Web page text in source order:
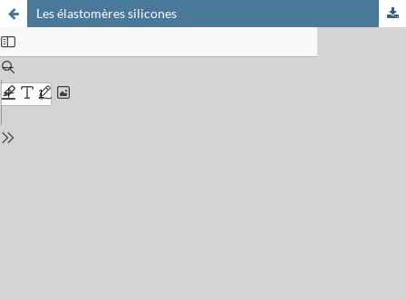
Les élastomères silicones